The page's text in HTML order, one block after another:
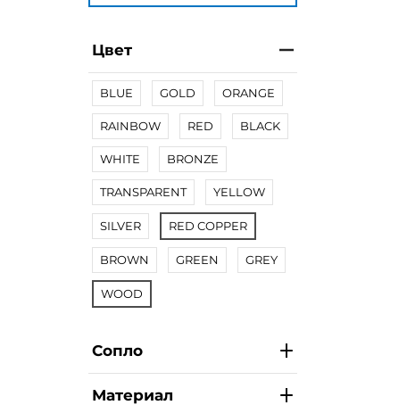
Цвет
BLUE GOLD ORANGE
RAINBOW RED BLACK
WHITE BRONZE
TRANSPARENT YELLOW
SILVER RED COPPER
BROWN GREEN GREY
WOOD
Сопло
Материал